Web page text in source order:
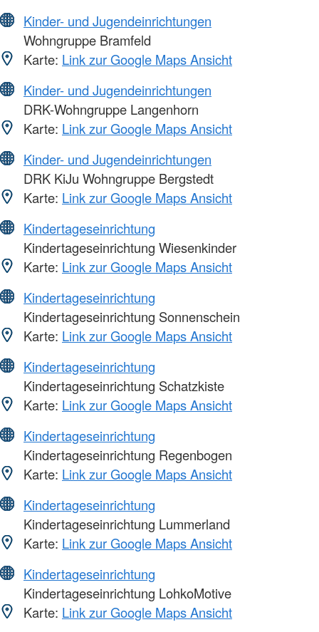
Kinder- und Jugendeinrichtungen
Wohngruppe Bramfeld
Karte: Link zur Google Maps Ansicht
Kinder- und Jugendeinrichtungen
DRK-Wohngruppe Langenhorn
Karte: Link zur Google Maps Ansicht
Kinder- und Jugendeinrichtungen
DRK KiJu Wohngruppe Bergstedt
Karte: Link zur Google Maps Ansicht
Kindertageseinrichtung
Kindertageseinrichtung Wiesenkinder
Karte: Link zur Google Maps Ansicht
Kindertageseinrichtung
Kindertageseinrichtung Sonnenschein
Karte: Link zur Google Maps Ansicht
Kindertageseinrichtung
Kindertageseinrichtung Schatzkiste
Karte: Link zur Google Maps Ansicht
Kindertageseinrichtung
Kindertageseinrichtung Regenbogen
Karte: Link zur Google Maps Ansicht
Kindertageseinrichtung
Kindertageseinrichtung Lummerland
Karte: Link zur Google Maps Ansicht
Kindertageseinrichtung
Kindertageseinrichtung LohkoMotive
Karte: Link zur Google Maps Ansicht